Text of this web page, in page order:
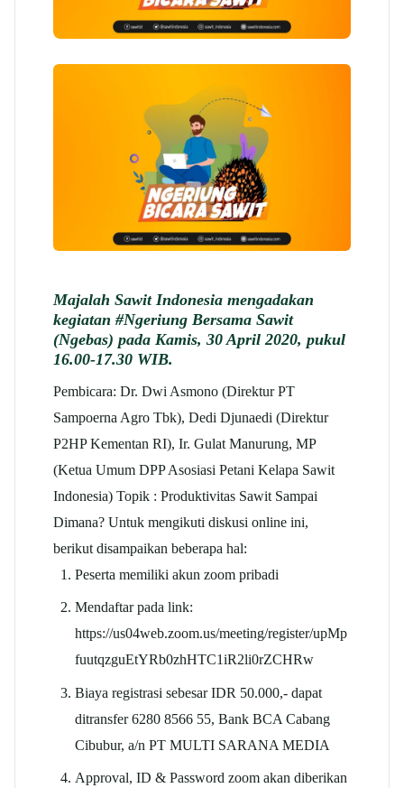
Majalah Sawit Indonesia mengadakan
kegiatan #Ngeriung Bersama Sawit
(Ngebas) pada Kamis, 30 April 2020, pukul
16.00-17.30 WIB.
Pembicara: Dr. Dwi Asmono (Direktur PT
Sampoerna Agro Tbk), Dedi Djunaedi (Direktur
P2HP Kementan RI), Ir. Gulat Manurung, MP
(Ketua Umum DPP Asosiasi Petani Kelapa Sawit
Indonesia) Topik : Produktivitas Sawit Sampai
Dimana? Untuk mengikuti diskusi online ini,
berikut disampaikan beberapa hal:
Peserta memiliki akun zoom pribadi
Mendaftar pada link:
https://us04web.zoom.us/meeting/register/upMp
fuutqzguEtYRb0zhHTC1iR2li0rZCHRw
Biaya registrasi sebesar IDR 50.000,- dapat
ditransfer 6280 8566 55, Bank BCA Cabang
Cibubur, a/n PT MULTI SARANA MEDIA
Approval, ID & Password zoom akan diberikan